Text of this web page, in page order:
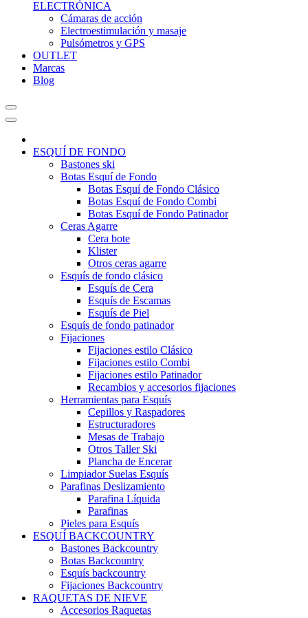
ELECTRÓNICA
Cámaras de acción
Electroestimulación y masaje
Pulsómetros y GPS
OUTLET
Marcas
Blog
ESQUÍ DE FONDO
Bastones ski
Botas Esquí de Fondo
Botas Esquí de Fondo Clásico
Botas Esquí de Fondo Combi
Botas Esquí de Fondo Patinador
Ceras Agarre
Cera bote
Klister
Otros ceras agarre
Esquís de fondo clásico
Esquís de Cera
Esquís de Escamas
Esquís de Piel
Esquís de fondo patinador
Fijaciones
Fijaciones estilo Clásico
Fijaciones estilo Combi
Fijaciones estilo Patinador
Recambios y accesorios fijaciones
Herramientas para Esquís
Cepillos y Raspadores
Estructuradores
Mesas de Trabajo
Otros Taller Ski
Plancha de Encerar
Limpiador Suelas Esquís
Parafinas Deslizamiento
Parafina Líquida
Parafinas
Pieles para Esquís
ESQUÍ BACKCOUNTRY
Bastones Backcountry
Botas Backcountry
Esquís backcountry
Fijaciones Backcountry
RAQUETAS DE NIEVE
Accesorios Raquetas